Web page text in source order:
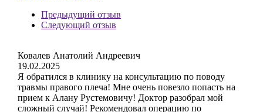
Предыдущий отзыв
Следующий отзыв
Ковалев Анатолий Андреевич
19.02.2025
Я обратился в клинику на консультацию по поводу
травмы правого плеча! Мне очень повезло попасть на
прием к Алану Рустемовичу! Доктор разобрал мой
сложный случай! Рекомендовал операцию по